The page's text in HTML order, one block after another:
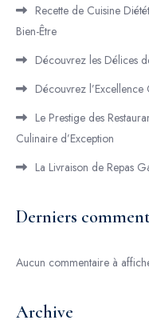
Recette de Cuisine
Bien-Être
Découvrez les Délices
Découvrez l’Excellence
Le Prestige des
Culinaire d’Exception
La Livraison de Repas
Derniers
Aucun commentaire à
Archive